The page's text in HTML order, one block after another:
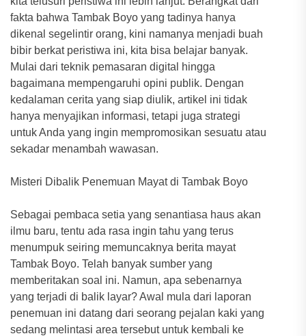
fakta bahwa Tambak Boyo yang tadinya hanya
dikenal segelintir orang, kini namanya menjadi buah
bibir berkat peristiwa ini, kita bisa belajar banyak.
Mulai dari teknik pemasaran digital hingga
bagaimana mempengaruhi opini publik. Dengan
kedalaman cerita yang siap diulik, artikel ini tidak
hanya menyajikan informasi, tetapi juga strategi
untuk Anda yang ingin mempromosikan sesuatu atau
sekadar menambah wawasan.
Misteri Dibalik Penemuan Mayat di Tambak Boyo
Sebagai pembaca setia yang senantiasa haus akan
ilmu baru, tentu ada rasa ingin tahu yang terus
menumpuk seiring memuncaknya berita mayat
Tambak Boyo. Telah banyak sumber yang
memberitakan soal ini. Namun, apa sebenarnya
yang terjadi di balik layar? Awal mula dari laporan
penemuan ini datang dari seorang pejalan kaki yang
sedang melintasi area tersebut untuk kembali ke